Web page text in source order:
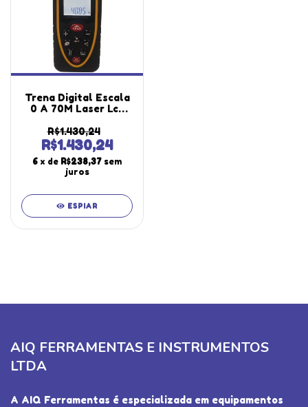
Trena Digital Escala
0 A 70M Laser Lcd
Multi-funções Tr-
700 Portátil
Instrutherm
R$1.430,24
R$1.430,24
6 x de R$238,37 sem
juros
ESPIAR
AIQ FERRAMENTAS E INSTRUMENTOS
LTDA
A AIQ Ferramentas é especializada em equipamentos